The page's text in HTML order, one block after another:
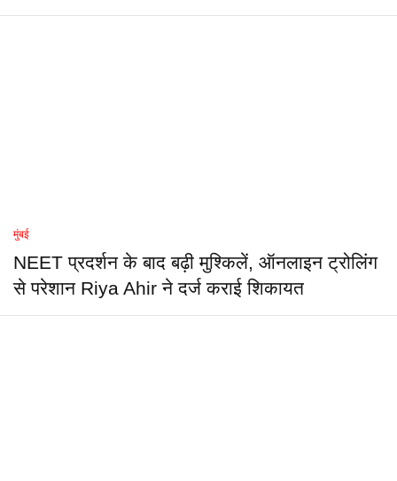
मुंबई
NEET प्रदर्शन के बाद बढ़ी मुश्किलें, ऑनलाइन ट्रोलिंग
से परेशान Riya Ahir ने दर्ज कराई शिकायत